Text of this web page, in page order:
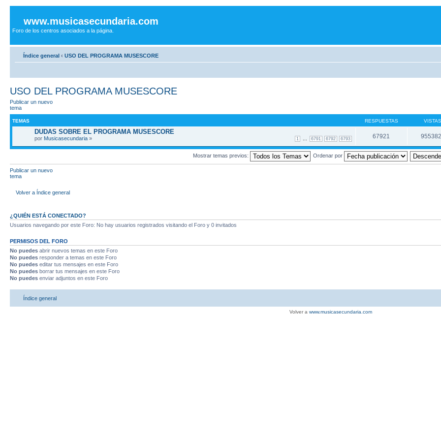
www.musicasecundaria.com
Foro de los centros asociados a la página.
Índice general ‹ USO DEL PROGRAMA MUSESCORE
USO DEL PROGRAMA MUSESCORE
Publicar un nuevo
tema
TEMAS RESPUESTAS VISTAS
DUDAS SOBRE EL PROGRAMA MUSESCORE
1 6791 6792 6793
por Musicasecundaria » 67921
Mostrar temas previos: Ordenar por
Publicar un nuevo
tema
Volver a Índice general
¿QUIÉN ESTÁ CONECTADO?
Usuarios navegando por este Foro: No hay usuarios registrados visitando el Foro y 0 invitados
PERMISOS DEL FORO
No puedes abrir nuevos temas en este Foro
No puedes responder a temas en este Foro
No puedes editar tus mensajes en este Foro
No puedes borrar tus mensajes en este Foro
No puedes enviar adjuntos en este Foro
Índice general
Volver a www.musicasecundaria.com